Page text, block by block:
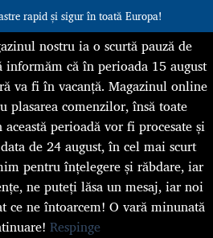
rapid și sigur în toată Europa!
nostru ia o scurtă pauză de
că în perioada 15 august
va fi în vacanță. Magazinul online
plasarea comenzilor, însă toate
perioadă vor fi procesate și
de 24 august, în cel mai scurt
pentru înțelegere și răbdare, iar
ne puteți lăsa un mesaj, iar noi
ce ne întoarcem! O vară minunată
Respinge